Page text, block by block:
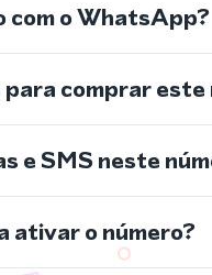
com o WhatsApp?
comprar este
e SMS neste
ativar o número?